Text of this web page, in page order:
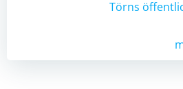
Törns